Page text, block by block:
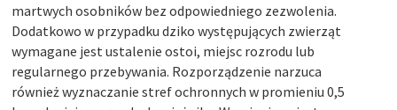
martwych osobników bez odpowiedniego zezwolenia.
Dodatkowo w przypadku dziko występujących zwierząt
wymagane jest ustalenie ostoi, miejsc rozrodu lub
regularnego przebywania. Rozporządzenie narzuca
również wyznaczanie stref ochronnych w promieniu 0,5